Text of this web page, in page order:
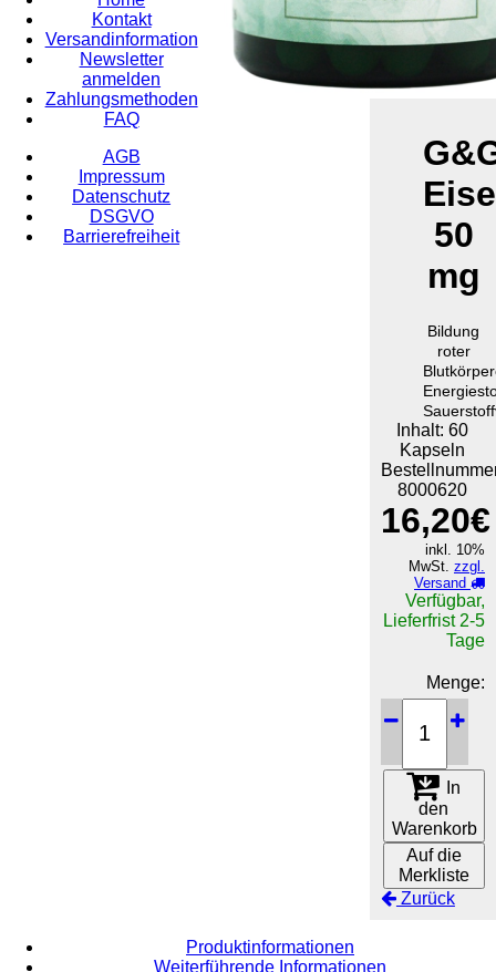
50
mg
Bildung
roter
Inhalt: 60
Kapseln
8000620
16,20€
inkl. 10%
MwSt. zzgl.
Versand
Verfügbar,
Lieferfrist 2-5
Tage
Menge:
In
den
Warenkorb
Auf die
Merkliste
Zurück
Produktinformationen
Weiterführende Informationen
Kontakt
Versandinformation
Newsletter
anmelden
Zahlungsmethoden
FAQ
AGB
Impressum
Datenschutz
DSGVO
Barrierefreiheit